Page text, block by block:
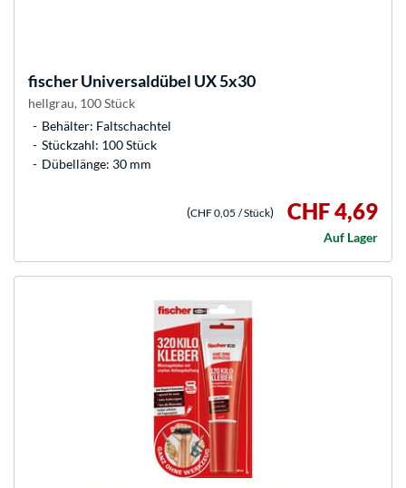
fischerUniversaldübel UX 5x30
hellgrau, 100 Stück
Behälter: Faltschachtel
Stückzahl: 100 Stück
Dübellänge: 30 mm
(CHF 0,05 / Stück) CHF 4,69
Auf Lager